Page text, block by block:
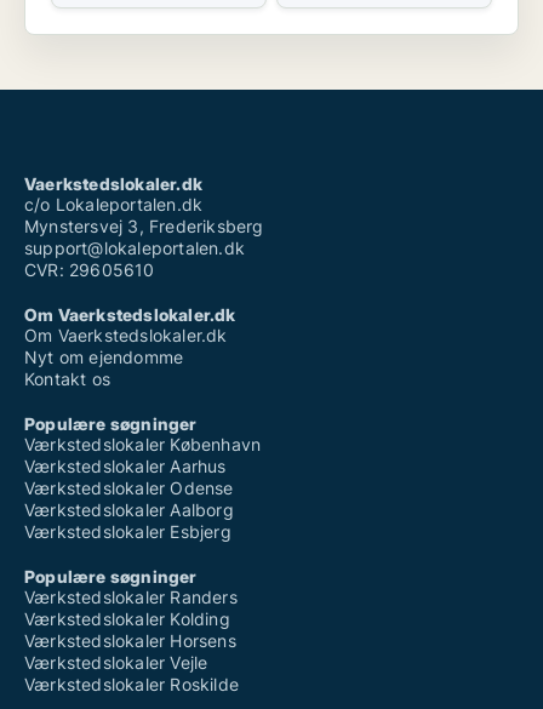
Vaerkstedslokaler.dk
c/o Lokaleportalen.dk
Mynstersvej 3, Frederiksberg
support@lokaleportalen.dk
CVR: 29605610
Om Vaerkstedslokaler.dk
Om Vaerkstedslokaler.dk
Nyt om ejendomme
Kontakt os
Populære søgninger
Værkstedslokaler København
Værkstedslokaler Aarhus
Værkstedslokaler Odense
Værkstedslokaler Aalborg
Værkstedslokaler Esbjerg
Populære søgninger
Værkstedslokaler Randers
Værkstedslokaler Kolding
Værkstedslokaler Horsens
Værkstedslokaler Vejle
Værkstedslokaler Roskilde